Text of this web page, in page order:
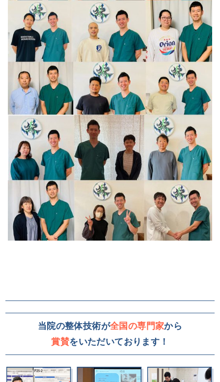
当院の整体技術が全国の専門家から
賞賛をいただいております！